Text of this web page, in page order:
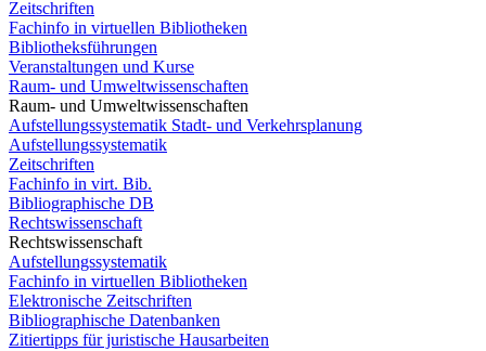
Zeitschriften
Fachinfo in virtuellen Bibliotheken
Bibliotheksführungen
Veranstaltungen und Kurse
Raum- und Umweltwissenschaften
Raum- und Umweltwissenschaften
Aufstellungssystematik Stadt- und Verkehrsplanung
Aufstellungssystematik
Zeitschriften
Fachinfo in virt. Bib.
Bibliographische DB
Rechtswissenschaft
Rechtswissenschaft
Aufstellungssystematik
Fachinfo in virtuellen Bibliotheken
Elektronische Zeitschriften
Bibliographische Datenbanken
Zitiertipps für juristische Hausarbeiten